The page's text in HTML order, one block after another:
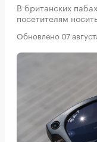
В британских
посетителям
Обновлено 07